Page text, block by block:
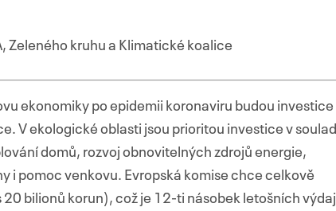
Zeleného kruhu a Klimatické koalice
ekonomiky po epidemii koronaviru budou investice
V ekologické oblasti jsou prioritou investice v
domů, rozvoj obnovitelných zdrojů energie,
i pomoc venkovu. Evropská komise chce celkově
bilionů korun), což je 12-ti násobek letošních